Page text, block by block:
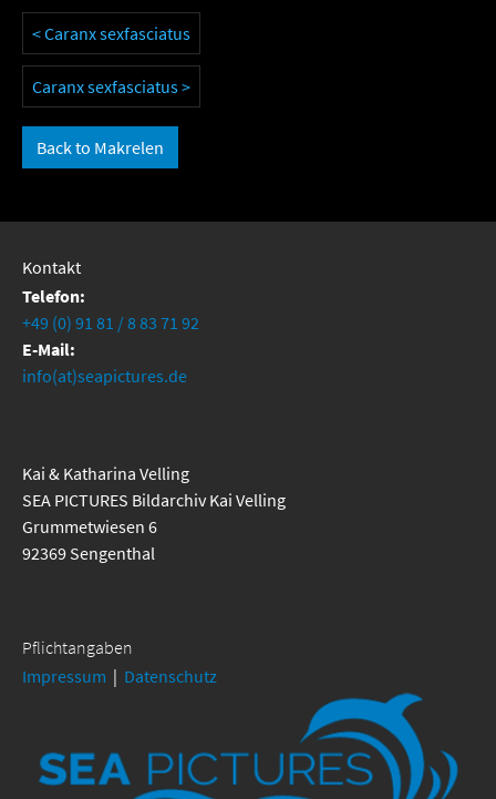
< Caranx sexfasciatus
Caranx sexfasciatus >
Back to Makrelen
Kontakt
Telefon:
+49 (0) 91 81 / 8 83 71 92
E-Mail:
info(at)seapictures.de
Kai & Katharina Velling
SEA PICTURES Bildarchiv Kai Velling
Grummetwiesen 6
92369 Sengenthal
Pflichtangaben
Impressum | Datenschutz